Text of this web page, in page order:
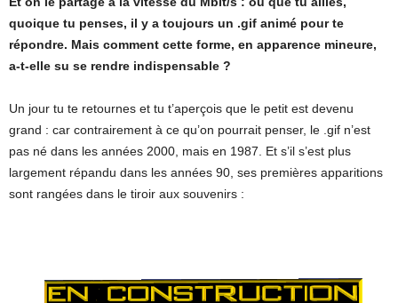
quoique tu penses, il y a toujours un .gif animé pour te
répondre. Mais comment cette forme, en apparence mineure,
a-t-elle su se rendre indispensable ?
Un jour tu te retournes et tu t’aperçois que le petit est devenu
grand : car contrairement à ce qu’on pourrait penser, le .gif n’est
pas né dans les années 2000, mais en 1987. Et s’il s’est plus
largement répandu dans les années 90, ses premières apparitions
sont rangées dans le tiroir aux souvenirs :